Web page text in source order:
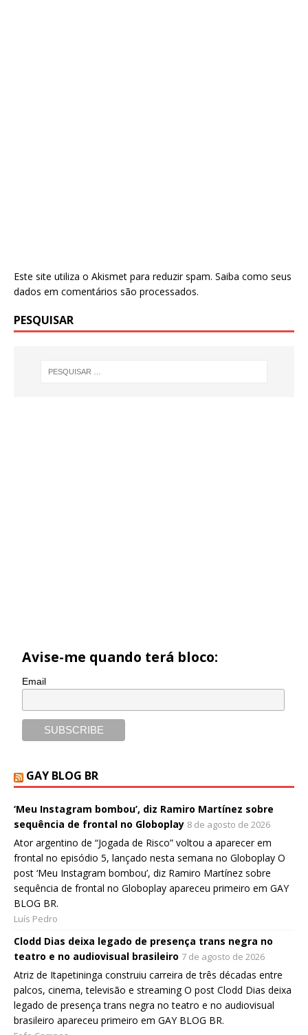
Este site utiliza o Akismet para reduzir spam. Saiba como seus
dados em comentários são processados.
PESQUISAR
Avise-me quando terá bloco:
Email
GAY BLOG BR
‘Meu Instagram bombou’, diz Ramiro Martínez sobre
sequência de frontal no Globoplay 8 de agosto de 2026
Ator argentino de “Jogada de Risco” voltou a aparecer em
frontal no episódio 5, lançado nesta semana no Globoplay O
post ‘Meu Instagram bombou’, diz Ramiro Martínez sobre
sequência de frontal no Globoplay apareceu primeiro em GAY
BLOG BR.
Luís Pedro
Clodd Dias deixa legado de presença trans negra no
teatro e no audiovisual brasileiro 7 de agosto de 2026
Atriz de Itapetininga construiu carreira de três décadas entre
palcos, cinema, televisão e streaming O post Clodd Dias deixa
legado de presença trans negra no teatro e no audiovisual
brasileiro apareceu primeiro em GAY BLOG BR.